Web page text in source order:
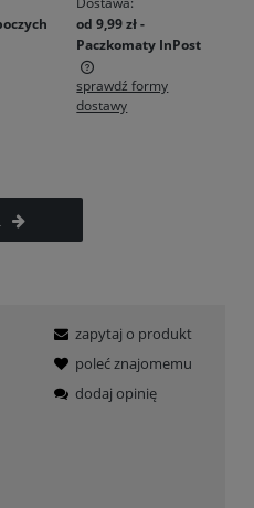
od 9,99 zł-
Paczkomaty InPost
kosztów płatności
sprawdź formy
dostawy
zapytaj o produkt
poleć znajomemu
dodaj opinię